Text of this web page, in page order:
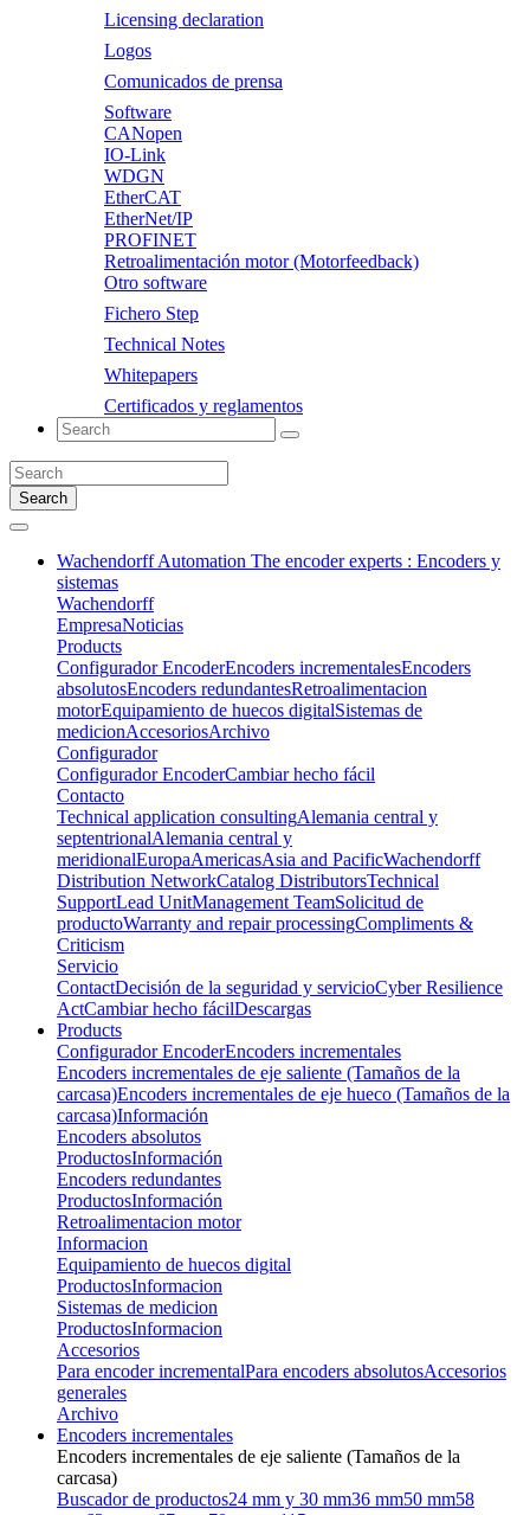
Licensing declaration
Logos
Comunicados de prensa
Software
CANopen
IO-Link
WDGN
EtherCAT
EtherNet/IP
PROFINET
Retroalimentación motor (Motorfeedback)
Otro software
Fichero Step
Technical Notes
Whitepapers
Certificados y reglamentos
Search
Wachendorff Automation The encoder experts : Encoders y
sistemas
Wachendorff
EmpresaNoticias
Products
Configurador EncoderEncoders incrementalesEncoders
absolutosEncoders redundantesRetroalimentacion
motorEquipamiento de huecos digitalSistemas de
medicionAccesoriosArchivo
Configurador
Configurador EncoderCambiar hecho fácil
Contacto
Technical application consultingAlemania central y
septentrionalAlemania central y
meridionalEuropaAmericasAsia and PacificWachendorff
Distribution NetworkCatalog DistributorsTechnical
SupportLead UnitManagement TeamSolicitud de
productoWarranty and repair processingCompliments &
Criticism
Servicio
ContactDecisión de la seguridad y servicioCyber Resilience
ActCambiar hecho fácilDescargas
Products
Configurador EncoderEncoders incrementales
Encoders incrementales de eje saliente (Tamaños de la
carcasa)Encoders incrementales de eje hueco (Tamaños de la
carcasa)Información
Encoders absolutos
ProductosInformación
Encoders redundantes
ProductosInformación
Retroalimentacion motor
Informacion
Equipamiento de huecos digital
ProductosInformacion
Sistemas de medicion
ProductosInformacion
Accesorios
Para encoder incrementalPara encoders absolutosAccesorios
generales
Archivo
Encoders incrementales
Encoders incrementales de eje saliente (Tamaños de la
carcasa)
Buscador de productos24 mm y 30 mm36 mm50 mm58